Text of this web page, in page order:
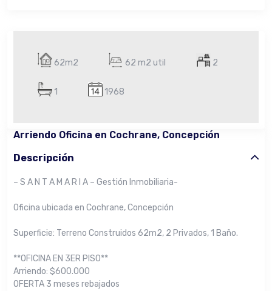
62m2 62 m2 util 2
1 1968
Arriendo Oficina en Cochrane, Concepción
Descripción
– S A N T A M A R I A – Gestión Inmobiliaria-
Oficina ubicada en Cochrane, Concepción
Superficie: Terreno Construidos 62m2, 2 Privados, 1 Baño.
**OFICINA EN 3ER PISO**
Arriendo: $600.000
OFERTA 3 meses rebajados